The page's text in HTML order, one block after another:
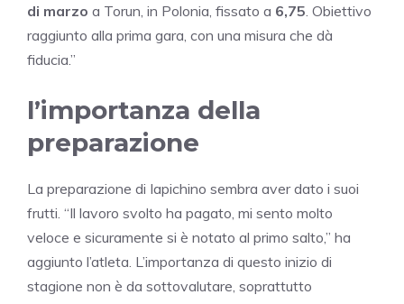
di marzo a Torun, in Polonia, fissato a 6,75 . Obiettivo
raggiunto alla prima gara, con una misura che dà
fiducia.”
l’importanza della
preparazione
La preparazione di Iapichino sembra aver dato i suoi
frutti. “Il lavoro svolto ha pagato, mi sento molto
veloce e sicuramente si è notato al primo salto,” ha
aggiunto l’atleta. L’importanza di questo inizio di
stagione non è da sottovalutare, soprattutto